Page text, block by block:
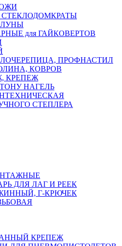
СТЕКЛОДОМКРАТЫ
для ГАЙКОВЕРТОВ
ПРОФНАСТИЛ
КОВРОВ
КРЕПЕЖ
НАГЕЛЬ
СТЕПЛЕРА
ДЛЯ ЛАГ И РЕЕК
Г-КРЮЧЕК
КРЕПЕЖ